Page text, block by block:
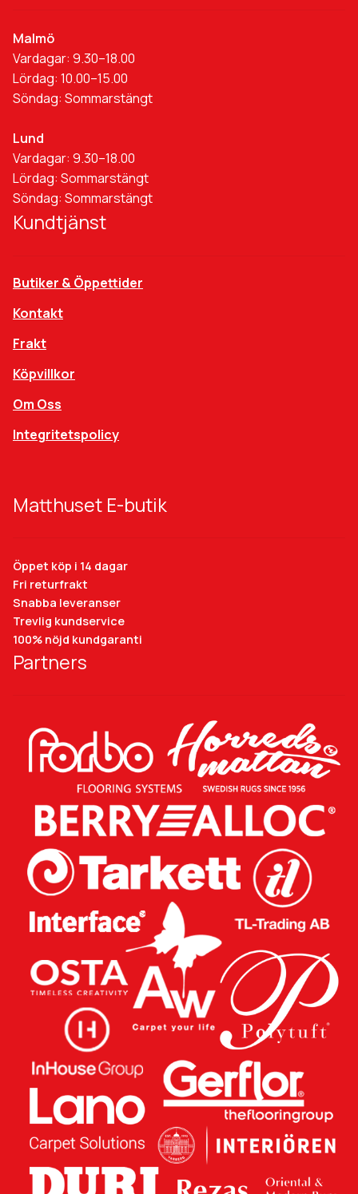
Malmö
Vardagar: 9.30–18.00
Lördag: 10.00–15.00
Söndag: Sommarstängt
Lund
Vardagar: 9.30–18.00
Lördag: Sommarstängt
Söndag: Sommarstängt
Kundtjänst
Butiker & Öppettider
Kontakt
Frakt
Köpvillkor
Om Oss
Integritetspolicy
Matthuset E-butik
Öppet köp i 14 dagar
Fri returfrakt
Snabba leveranser
Trevlig kundservice
100% nöjd kundgaranti
Partners